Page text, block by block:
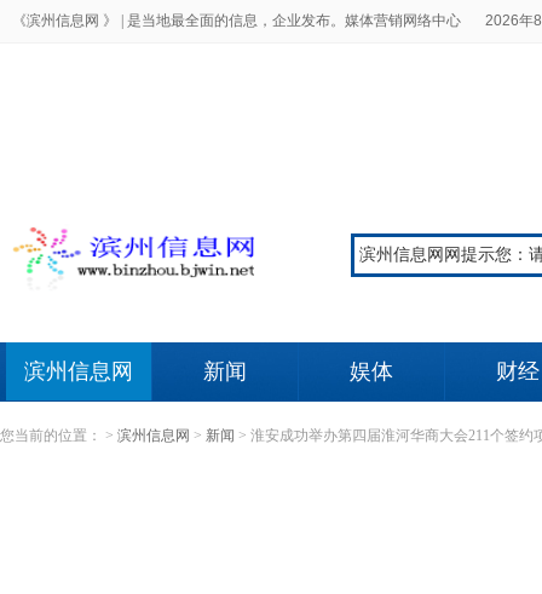
《滨州信息网 》 | 是当地最全面的信息，企业发布。媒体营销网络中心 2026年
滨州信息网 新闻 娱体 财经
您当前的位置： > 滨州信息网 > 新闻 > 淮安成功举办第四届淮河华商大会211个签约